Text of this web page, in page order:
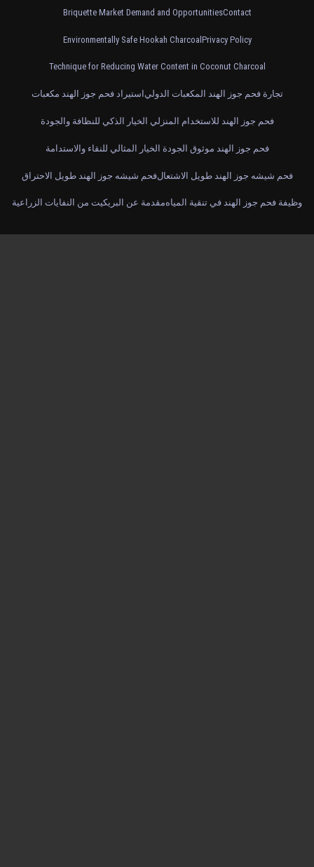
Briquette Market Demand and OpportunitiesContact
Environmentally Safe Hookah CharcoalPrivacy Policy
Technique for Reducing Water Content in Coconut Charcoal
استيراد فحم جوز الهند مكعبات تجارة فحم جوز الهند المكعبات الدولي
فحم جوز الهند للاستخدام المنزلي الخيار الذكي للنظافة والجودة
فحم جوز الهند موثوق الجودة الخيار المثالي للنقاء والاستدامة
فحم شيشه جوز الهند طويل الاحتراقفحم شيشه جوز الهند طويل الاشتعال
مقدمة عن البريكيت من النفايات الزراعيةوظيفة فحم جوز الهند في تنقية المياه